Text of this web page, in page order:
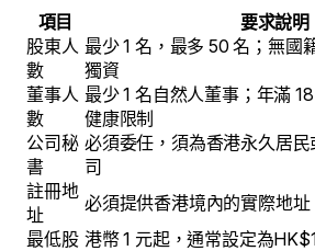
項目
要求說明
股東人
數
最少 1 名，最多 50 名；無國
獨資
董事人
數
最少 1 名自然人董事；年滿
健康限制
公司秘
書
必須委任，須為香港永久居
司
註冊地
址
必須提供香港境內的實際地址
最低股 港幣 1 元起，通常設定為